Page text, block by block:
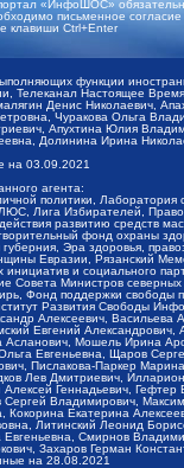
«ИнфоШОС»
письменное
клавиши Ctrl+Enter
функции
Телеканал Настоящее
Денис Николаевич,
Чуракова Ольга
Апухтина Юлия
Долинина Ирина
на 03.09.2021
агента:
политики,
Лига Избирателей,
развитию средств
фонд охраны
Эра здоровья,
Евразии, Рязанский
инициатив и социального
Министров северных
Фонд поддержки
Развития Свободы
Алексеевич,
Евгений
Асланович, Мошель Ирина
Евгеньевна, Щаров
Пислакова-Паркер
Лев Дмитриевич,
Геннадьевич,
Владимирович,
Екатерина
Литинский Леонид
Смирнов
Захаров Герман
на 28.08.2021